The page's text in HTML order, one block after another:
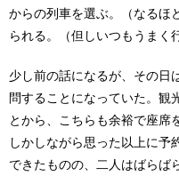
からの列車を選ぶ。（なるほ
られる。（但しいつもうまく
少し前の話になるが、その日
問することになっていた。観
とから、こちらも余裕で座席
しかしながら思った以上に予
できたものの、二人はばらば